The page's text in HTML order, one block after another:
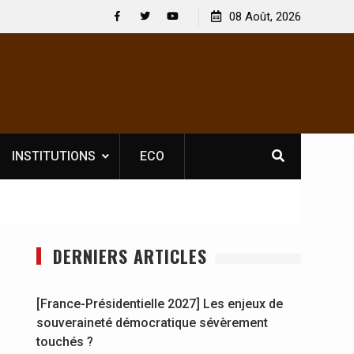
obligatoire pour les spectacles : En
l’opérateur culturel Soldat Jahboy se
[France-
souveraineté
08 Août, 2026
INSTITUTIONS ECO
DERNIERS ARTICLES
[France-Présidentielle 2027] Les enjeux de
souveraineté démocratique sévèrement
touchés ?